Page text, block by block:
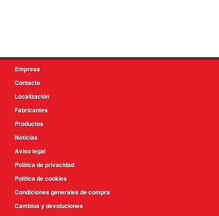
Empresa
Contacto
Localización
Fabricantes
Productos
Noticias
Aviso legal
Política de privacidad
Política de cookies
Condiciones generales de compra
Cambios y devoluciones